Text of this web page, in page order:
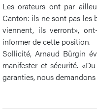
Les orateurs ont par
Canton: ils ne sont pas les
viennent, ils verront»,
informer de cette position.
Sollicité, Arnaud Bürgin
manifester et sécurité.
garanties, nous